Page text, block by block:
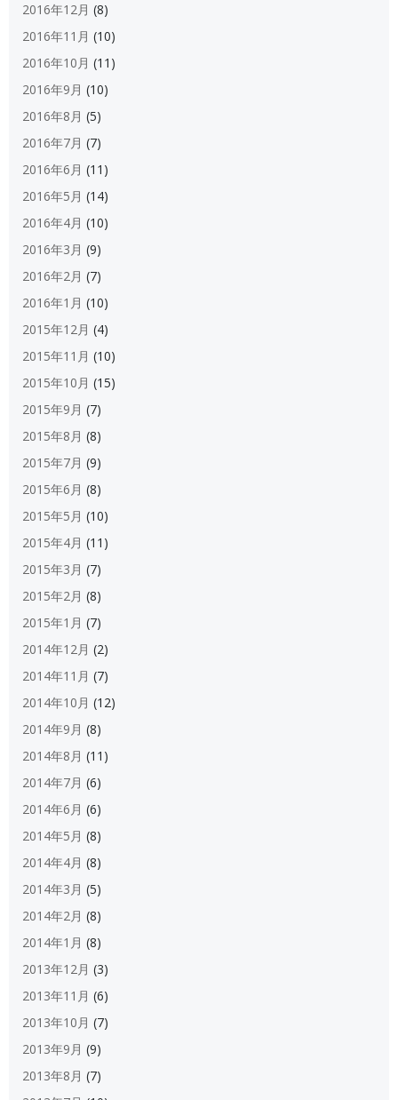
2016年12月 (8)
2016年11月 (10)
2016年10月 (11)
2016年9月 (10)
2016年8月 (5)
2016年7月 (7)
2016年6月 (11)
2016年5月 (14)
2016年4月 (10)
2016年3月 (9)
2016年2月 (7)
2016年1月 (10)
2015年12月 (4)
2015年11月 (10)
2015年10月 (15)
2015年9月 (7)
2015年8月 (8)
2015年7月 (9)
2015年6月 (8)
2015年5月 (10)
2015年4月 (11)
2015年3月 (7)
2015年2月 (8)
2015年1月 (7)
2014年12月 (2)
2014年11月 (7)
2014年10月 (12)
2014年9月 (8)
2014年8月 (11)
2014年7月 (6)
2014年6月 (6)
2014年5月 (8)
2014年4月 (8)
2014年3月 (5)
2014年2月 (8)
2014年1月 (8)
2013年12月 (3)
2013年11月 (6)
2013年10月 (7)
2013年9月 (9)
2013年8月 (7)